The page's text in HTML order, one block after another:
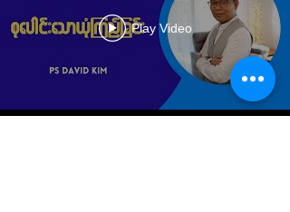
Play Video